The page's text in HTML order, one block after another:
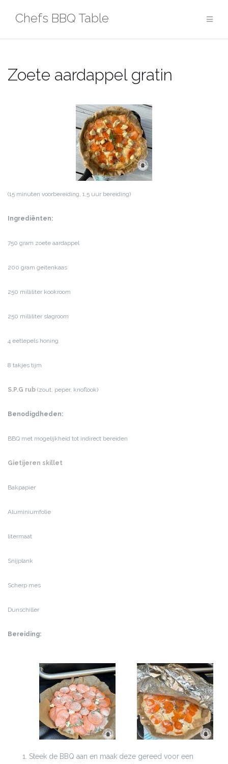
Chefs BBQ Table
Zoete aardappel gratin
(15 minuten voorbereiding, 1,5 uur bereiding)
Ingrediënten:
750 gram zoete aardappel
200 gram geitenkaas
250 milliliter kookroom
250 milliliter slagroom
4 eetlepels honing
8 takjes tijm
S.P.G rub (zout, peper, knoflook)
Benodigdheden:
BBQ met mogelijkheid tot indirect bereiden
Gietijeren skillet
Bakpapier
Aluminiumfolie
litermaat
Snijplank
Scherp mes
Dunschiller
Bereiding:
Steek de BBQ aan en maak deze gereed voor een